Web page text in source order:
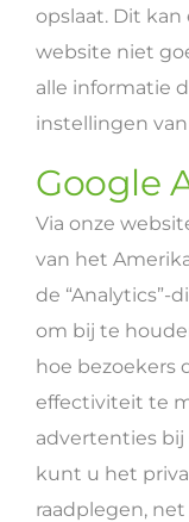
opslaat. Dit
website niet
alle informatie
instellingen
Google
Via onze
van het
de “Analytics”-
om bij te
hoe bezoekers
effectiviteit te
advertenties bij
kunt u het
raadplegen,